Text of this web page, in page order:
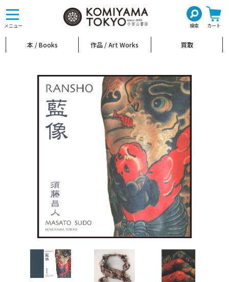
メニュー 検索 カート
toggle
navigation
本 / Books 作品 / Art Works 買取